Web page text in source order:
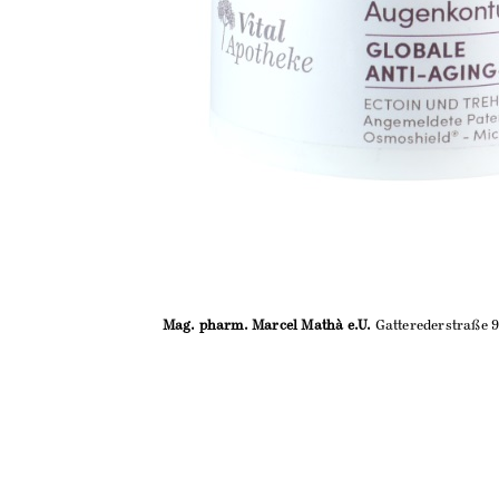
Mag. pharm. Marcel Mathà e.U. Gatterederstraße